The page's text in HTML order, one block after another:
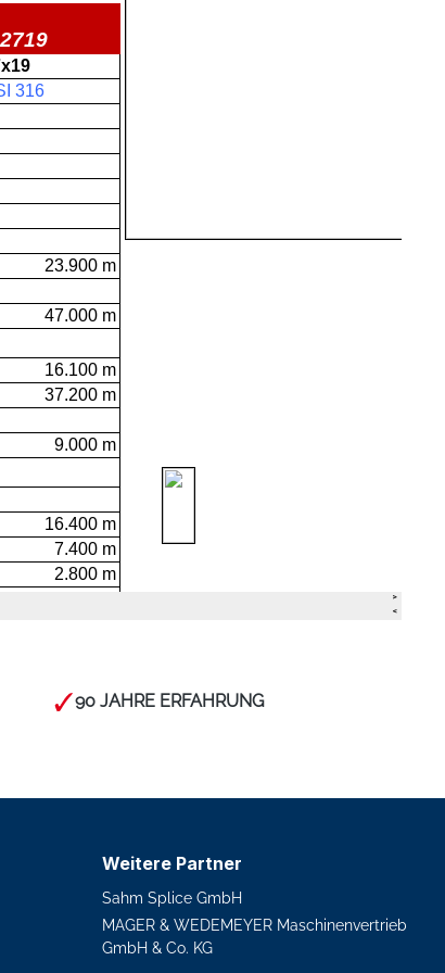
90 JAHRE ERFAHRUNG
Weitere Partner
Sahm Splice GmbH
MAGER & WEDEMEYER Maschinenvertrieb
GmbH & Co. KG